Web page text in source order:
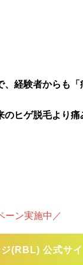
経験者からも
ヒゲ脱毛より
ーン実施中／
(RBL) 公式サイ